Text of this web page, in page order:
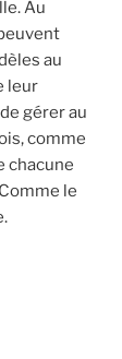
Au
au
leur
gérer au
comme
chacune
le